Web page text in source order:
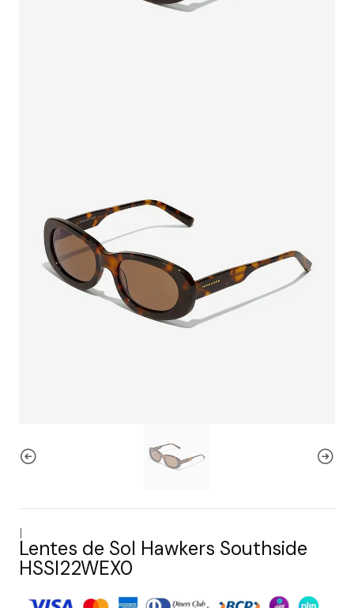
|
Lentes de Sol Hawkers Southside
HSSI22WEX0